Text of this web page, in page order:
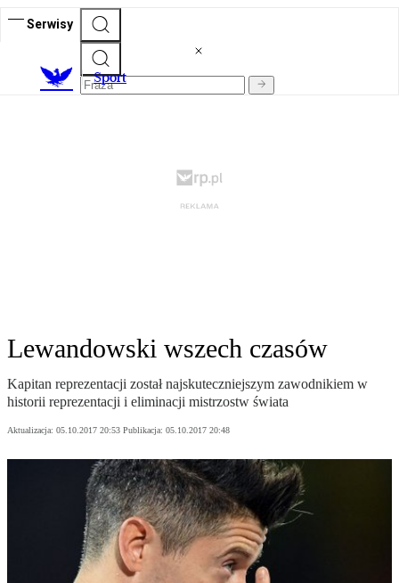
Serwisy
Sport
Lewandowski wszech czasów
Kapitan reprezentacji został najskuteczniejszym zawodnikiem w
historii reprezentacji i eliminacji mistrzostw świata
Aktualizacja: 05.10.2017 20:53 Publikacja: 05.10.2017 20:48